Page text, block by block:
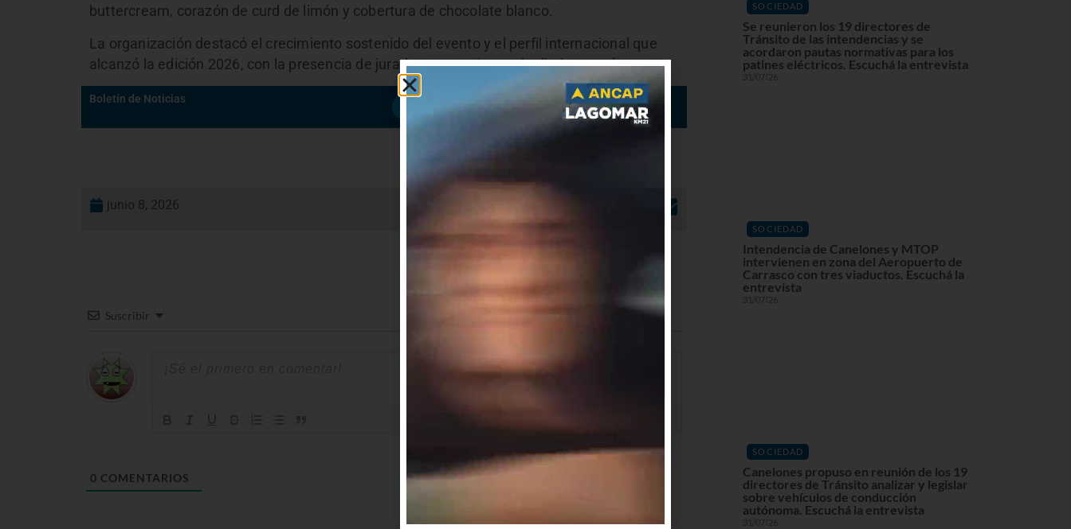
buttercream, corazón de curd de limón y cobertura de chocolate blanco.
La organización destacó el crecimiento sostenido del evento y el perfil internacional que
alcanzó la edición 2026, con la presencia de jurados y expositores de distintos países.
Boletín de Noticias
Suscribirme
junio 8, 2026
Suscribir
0 COMENTARIOS
SOCIEDAD
Se reunieron los 19 directores de
Tránsito de las intendencias y se
acordaron pautas normativas para los
patines eléctricos. Escuchá la entrevista
31/07/26
SOCIEDAD
Intendencia de Canelones y MTOP
intervienen en zona del Aeropuerto de
Carrasco con tres viaductos. Escuchá la
entrevista
31/07/26
SOCIEDAD
Canelones propuso en reunión de los 19
directores de Tránsito analizar y legislar
sobre vehículos de conducción
autónoma. Escuchá la entrevista
31/07/26